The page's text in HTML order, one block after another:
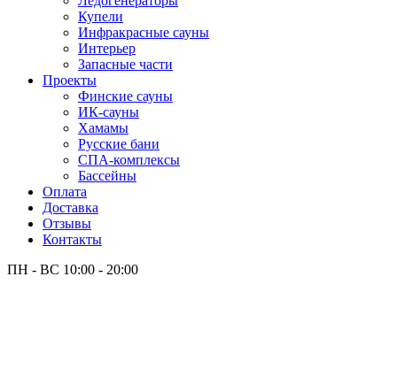
Купели
Инфракрасные сауны
Интерьер
Запасные части
Проекты
Финские сауны
ИК-сауны
Хамамы
Русские бани
СПА-комплексы
Бассейны
Оплата
Доставка
Отзывы
Контакты
ПН - ВС 10:00 - 20:00